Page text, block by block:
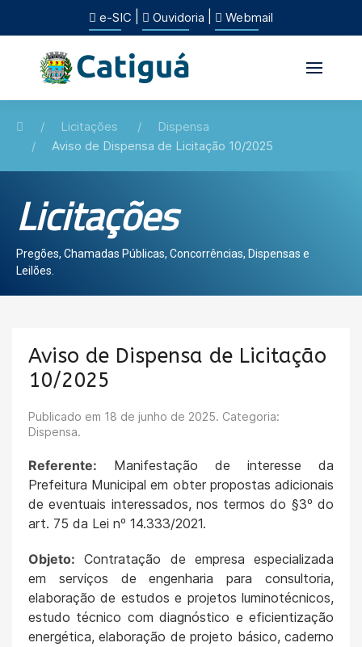
e-SIC Ouvidoria Webmail
Licitações
Dispensa
Aviso de Dispensa de Licitação 10/2025
Licitações
Pregões, Chamadas Públicas, Concorrências, Dispensas e
Leilões.
Aviso de Dispensa de Licitação
10/2025
Publicado em 18 de junho de 2025. Categoria:
Dispensa.
Referente: Manifestação de interesse da
Prefeitura Municipal em obter propostas adicionais
de eventuais interessados, nos termos do §3º do
art. 75 da Lei nº 14.333/2021.
Objeto: Contratação de empresa especializada
em serviços de engenharia para consultoria,
elaboração de estudos e projetos luminotécnicos,
estudo técnico com diagnóstico e eficientização
energética, elaboração de projeto básico, caderno